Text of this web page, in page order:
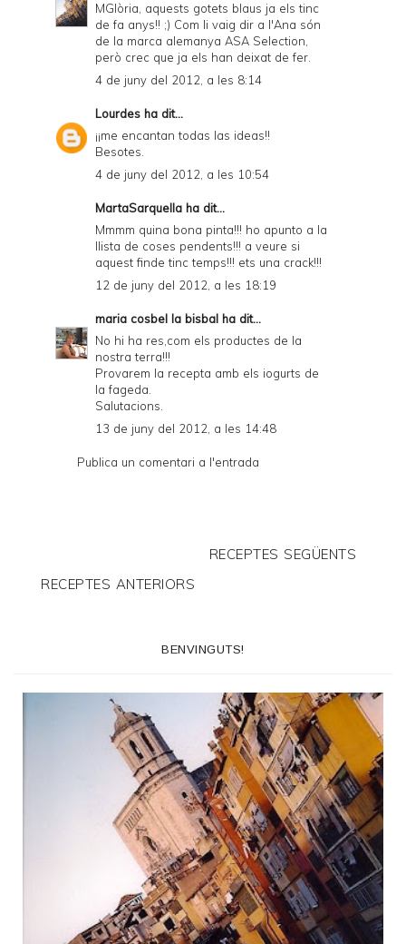
MGlòria, aquests gotets blaus ja els tinc
de fa anys!! ;) Com li vaig dir a l'Ana són
de la marca alemanya ASA Selection,
però crec que ja els han deixat de fer.
4 de juny del 2012, a les 8:14
Lourdes ha dit...
¡¡me encantan todas las ideas!!
Besotes.
4 de juny del 2012, a les 10:54
MartaSarquella ha dit...
Mmmm quina bona pinta!!! ho apunto a la
llista de coses pendents!!! a veure si
aquest finde tinc temps!!! ets una crack!!!
12 de juny del 2012, a les 18:19
maria cosbel la bisbal ha dit...
No hi ha res,com els productes de la
nostra terra!!!
Provarem la recepta amb els iogurts de
la fageda.
Salutacions.
13 de juny del 2012, a les 14:48
Publica un comentari a l'entrada
RECEPTES SEGÜENTS
RECEPTES ANTERIORS
BENVINGUTS!